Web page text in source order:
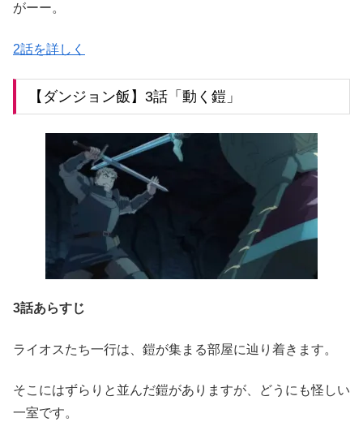
がーー。
2話を詳しく
【ダンジョン飯】3話「動く鎧」
3話あらすじ
ライオスたち一行は、鎧が集まる部屋に辿り着きます。
そこにはずらりと並んだ鎧がありますが、どうにも怪しい
一室です。